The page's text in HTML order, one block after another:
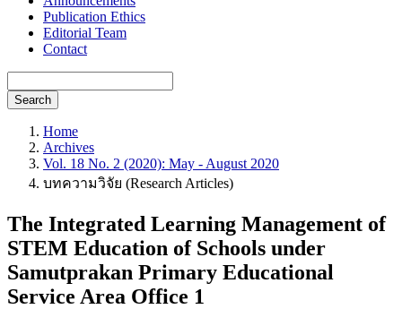
Publication Ethics
Editorial Team
Contact
Search
Home
Archives
Vol. 18 No. 2 (2020): May - August 2020
บทความวิจัย (Research Articles)
The Integrated Learning Management of
STEM Education of Schools under
Samutprakan Primary Educational
Service Area Office 1